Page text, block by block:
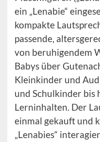
ein „Lenabie“
kompakte
passende,
von beruhigendem
Babys über
Kleinkinder und
und Schulkinder bis
Lerninhalten. Der
einmal gekauft und
„Lenabies“